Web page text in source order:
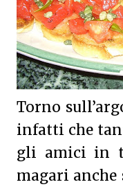
Torno
infatti che
gli amici in
magari anche